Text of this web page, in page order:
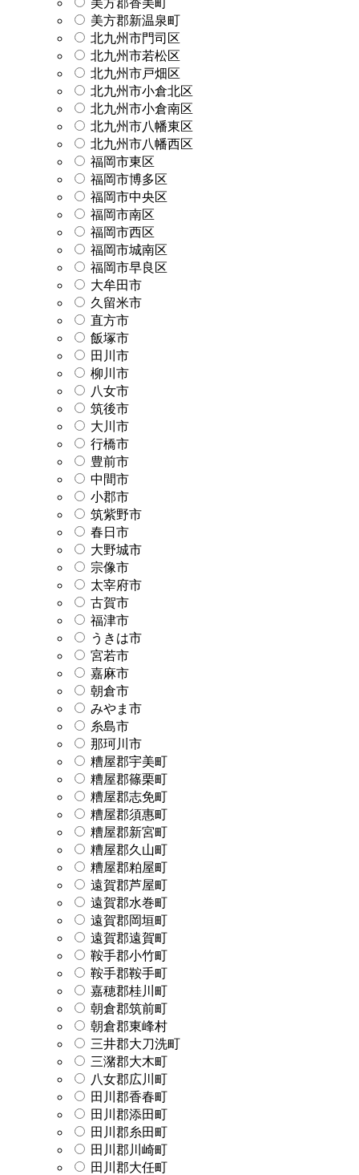
美方郡新温泉町
北九州市門司区
北九州市若松区
北九州市戸畑区
北九州市小倉北区
北九州市小倉南区
北九州市八幡東区
北九州市八幡西区
福岡市東区
福岡市博多区
福岡市中央区
福岡市南区
福岡市西区
福岡市城南区
福岡市早良区
大牟田市
久留米市
直方市
飯塚市
田川市
柳川市
八女市
筑後市
大川市
行橋市
豊前市
中間市
小郡市
筑紫野市
春日市
大野城市
宗像市
太宰府市
古賀市
福津市
うきは市
宮若市
嘉麻市
朝倉市
みやま市
糸島市
那珂川市
糟屋郡宇美町
糟屋郡篠栗町
糟屋郡志免町
糟屋郡須惠町
糟屋郡新宮町
糟屋郡久山町
糟屋郡粕屋町
遠賀郡芦屋町
遠賀郡水巻町
遠賀郡岡垣町
遠賀郡遠賀町
鞍手郡小竹町
鞍手郡鞍手町
嘉穂郡桂川町
朝倉郡筑前町
朝倉郡東峰村
三井郡大刀洗町
三潴郡大木町
八女郡広川町
田川郡香春町
田川郡添田町
田川郡糸田町
田川郡川崎町
田川郡大任町